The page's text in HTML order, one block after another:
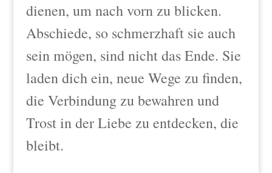
dienen, um nach vorn zu blicken.
Abschiede, so schmerzhaft sie auch
sein mögen, sind nicht das Ende. Sie
laden dich ein, neue Wege zu finden,
die Verbindung zu bewahren und
Trost in der Liebe zu entdecken, die
bleibt.